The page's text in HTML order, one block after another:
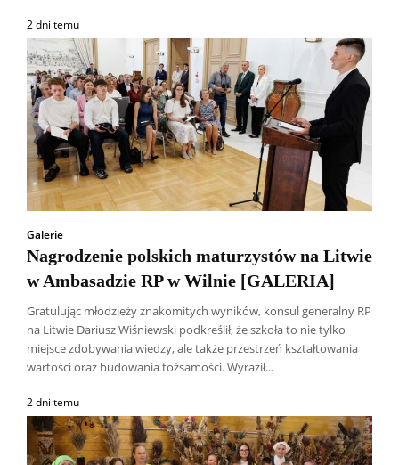
2 dni temu
Galerie
Nagrodzenie polskich maturzystów na Litwie
w Ambasadzie RP w Wilnie [GALERIA]
Gratulując młodzieży znakomitych wyników, konsul generalny RP
na Litwie Dariusz Wiśniewski podkreślił, że szkoła to nie tylko
miejsce zdobywania wiedzy, ale także przestrzeń kształtowania
wartości oraz budowania tożsamości. Wyraził...
2 dni temu